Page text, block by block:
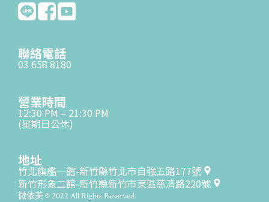
聯絡電話
03 658 8180
營業時間
12:30 PM – 21:30 PM
(星期日公休)
地址
竹北旗艦一館-新竹縣竹北市自強五路177號
新竹形象二館-新竹縣新竹市東區慈濟路220號
微依美 © 2022 All Rights Reserved.